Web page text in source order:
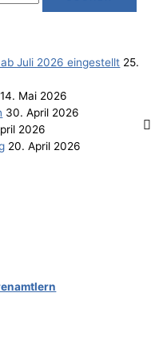
Juli 2026 eingestellt 25.
14. Mai 2026
30. April 2026
2026
20. April 2026